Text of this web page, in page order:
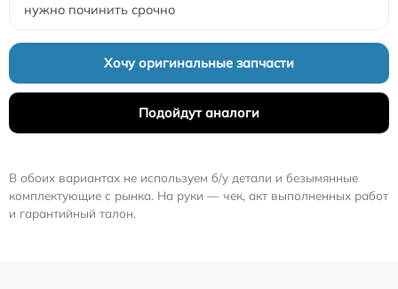
нужно починить срочно
Хочу оригинальные запчасти
Подойдут аналоги
В обоих вариантах не используем б/у детали и безымянные
комплектующие с рынка. На руки — чек, акт выполненных работ
и гарантийный талон.